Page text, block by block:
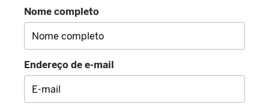
Nome completo
Endereço de e-mail